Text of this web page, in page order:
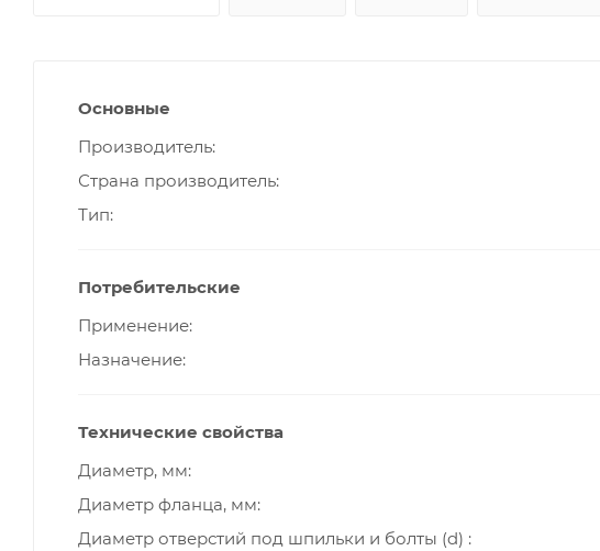
Основные
Производитель
Страна производитель
Тип
Потребительские
Применение
Назначение
Технические свойства
Диаметр, мм
Диаметр фланца, мм
Диаметр отверстий под шпильки и болты (d)